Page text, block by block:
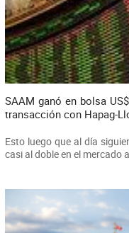
SAAM ganó en bolsa
transacción con Hapag-
Esto luego que al día
casi al doble en el mercado